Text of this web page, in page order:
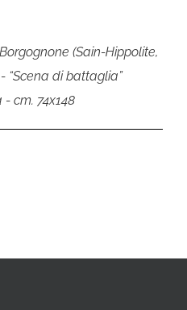
(Sain-Hippolite,
“Scena di battaglia”
cm. 74x148